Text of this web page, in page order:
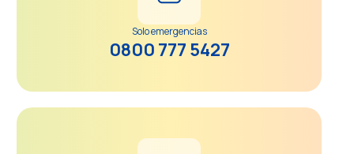
Solo emergencias
0800 777 5427